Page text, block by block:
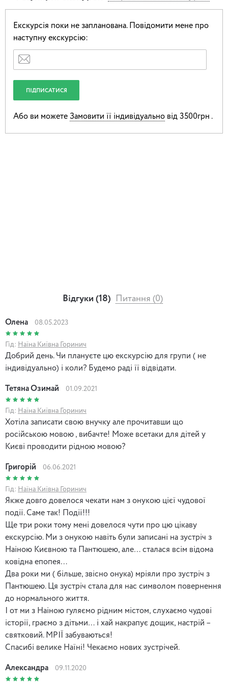
Екскурсія поки не запланована.
Повідомити мене про
наступну екскурсію:
Або ви можете Замовити її індивідуально від 3500грн .
Відгуки (18) Питання (0)
Олена 08.05.2023
Гід: Наїна Київна Горинич
Добрий день. Чи плануєте цю екскурсію для групи ( не
індивідуально) і коли? Будемо раді її відвідати.
Тетяна Озимай 01.09.2021
Гід: Наїна Київна Горинич
Хотіла записати свою внучку але прочитавши що
російською мовою , вибачте! Може всетаки для дітей у
Києві проводити рідною мовою?
Григорій 06.06.2021
Гід: Наїна Київна Горинич
Якже довго довелося чекати нам з онукою цієї чудової
події. Саме так! Події!!!
Ще три роки тому мені довелося чути про цю цікаву
екскурсію. Ми з онукою навіть були записані на зустріч з
Наіною Києвною та Пантюшею, але… сталася всім відома
ковідна епопея…
Два роки ми ( більше, звісно онука) мріяли про зустріч з
Пантюшею. Ця зустріч стала для нас символом повернення
до нормального життя.
І от ми з Наіною гуляємо рідним містом, слухаємо чудові
історії, граємо з дітьми… і хай накрапує дощик, настрій –
святковий. МРІЇ забуваються!
Спасибі велике Наїні! Чекаємо нових зустрічей.
Александра 09.11.2020